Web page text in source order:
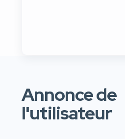
Annonce de
l'utilisateur